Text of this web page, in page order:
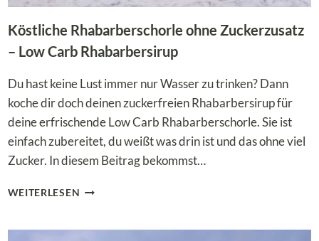
Köstliche Rhabarberschorle ohne Zuckerzusatz
– Low Carb Rhabarbersirup
Du hast keine Lust immer nur Wasser zu trinken? Dann
koche dir doch deinen zuckerfreien Rhabarbersirup für
deine erfrischende Low Carb Rhabarberschorle. Sie ist
einfach zubereitet, du weißt was drin ist und das ohne viel
Zucker. In diesem Beitrag bekommst…
WEITERLESEN KÖSTLICHE
ZUCKERZUSATZ